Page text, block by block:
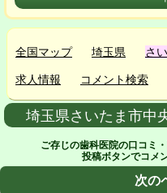
全国マップ 埼玉県 さ
求人情報 コメント検索
埼玉県さいたま市中
ご存じの歯科医院の口コミ
投稿ボタンでコメ
次の